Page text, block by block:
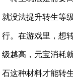
就没法提升转生等
行。在游戏里，想
级越高，元宝消耗
石这种材料才能转